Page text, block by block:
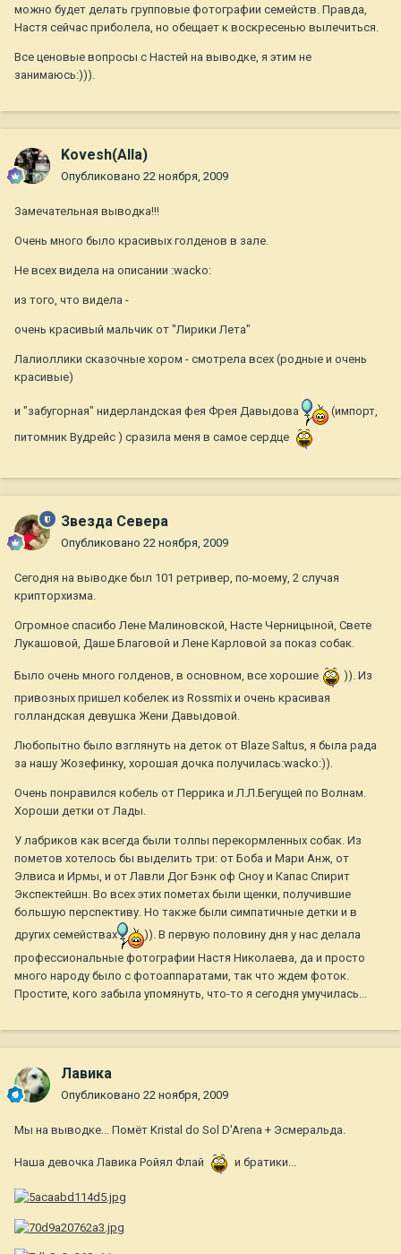
можно будет делать групповые фотографии семейств. Правда,
Настя сейчас приболела, но обещает к воскресенью вылечиться.
Все ценовые вопросы с Настей на выводке, я этим не
занимаюсь:))).
Kovesh(Alla)
Опубликовано 22 ноября, 2009
Замечательная выводка!!!
Очень много было красивых голденов в зале.
Не всех видела на описании :wacko:
из того, что видела -
очень красивый мальчик от "Лирики Лета"
Лалиоллики сказочные хором - смотрела всех (родные и очень
красивые)
и "забугорная" нидерландская фея Фрея Давыдова
(импорт,
питомник Вудрейс ) сразила меня в самое сердце
Звезда Севера
Опубликовано 22 ноября, 2009
Сегодня на выводке был 101 ретривер, по-моему, 2 случая
крипторхизма.
Огромное спасибо Лене Малиновской, Насте Черницыной, Свете
Лукашовой, Даше Благовой и Лене Карловой за показ собак.
Было очень много голденов, в основном, все хорошие
)). Из
привозных пришел кобелек из Rossmix и очень красивая
голландская девушка Жени Давыдовой.
Любопытно было взглянуть на деток от Blaze Saltus, я была рада
за нашу Жозефинку, хорошая дочка получилась:wacko:)).
Очень понравился кобель от Перрика и Л.Л.Бегущей по Волнам.
Хороши детки от Лады.
У лабриков как всегда были толпы перекормленных собак. Из
пометов хотелось бы выделить три: от Боба и Мари Анж, от
Элвиса и Ирмы, и от Лавли Дог Бэнк оф Сноу и Капас Спирит
Экспектейшн. Во всех этих пометах были щенки, получившие
большую перспективу. Но также были симпатичные детки и в
других семействах
)). В первую половину дня у нас делала
профессиональные фотографии Настя Николаева, да и просто
много народу было с фотоаппаратами, так что ждем фоток.
Простите, кого забыла упомянуть, что-то я сегодня умучилась...
Лавика
Опубликовано 22 ноября, 2009
Мы на выводке... Помёт Kristal do Sol D'Arena + Эсмеральда.
Наша девочка Лавика Ройял Флай и братики...